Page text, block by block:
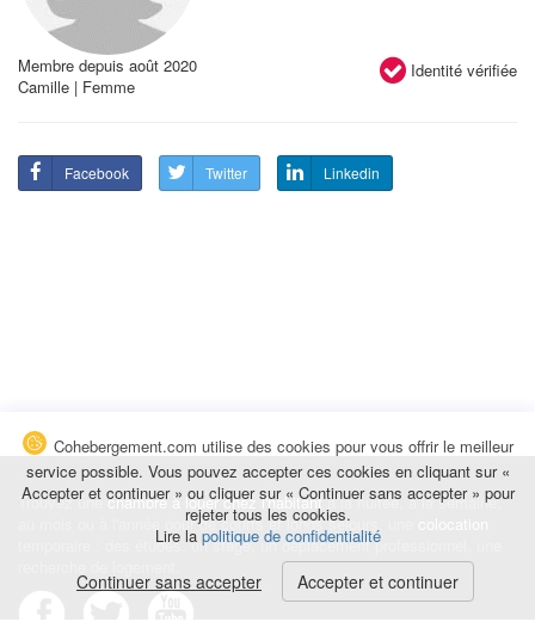
Identité vérifiée
Membre depuis août 2020
Camille | Femme
Facebook Twitter Linkedin
Trouvez unechambre à louer chez l'habitantà la nuitée, à la semaine,
au mois ou à l'année pour de courts et longs séjours, une
temporaire : des études, un stage, un déplacement professionnel, une
Cohebergement.com utilise des cookies pour vous offrir le meilleur
service possible. Vous pouvez accepter ces cookies en cliquant sur «
Accepter et continuer » ou cliquer sur « Continuer sans accepter » pour
rejeter tous les cookies.
Lire la politique de confidentialité
Continuer sans accepter Accepter et continuer